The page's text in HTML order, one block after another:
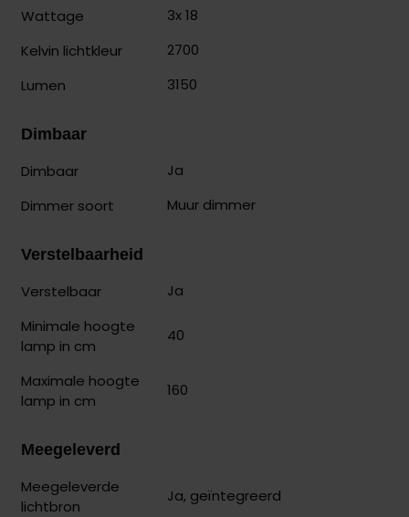
Wattage
3x 18
Kelvin lichtkleur
2700
Lumen
3150
Dimbaar
Dimbaar
Ja
Dimmer soort
Muur dimmer
Verstelbaarheid
Verstelbaar
Ja
Minimale hoogte
lamp in cm
40
Maximale hoogte
lamp in cm
160
Meegeleverd
Meegeleverde
lichtbron
Ja, geïntegreerd